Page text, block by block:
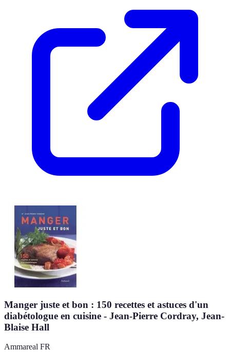
Manger juste et bon : 150 recettes et astuces d'un
diabétologue en cuisine - Jean-Pierre Cordray, Jean-
Blaise Hall
Ammareal FR